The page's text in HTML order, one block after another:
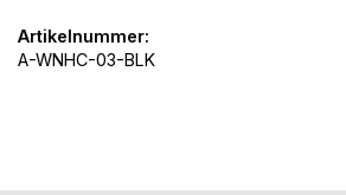
Artikelnummer:
A-WNHC-03-BLK